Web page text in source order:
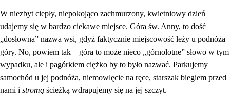
W niezbyt ciepły, niepokojąco zachmurzony, kwietniowy dzień
udajemy się w bardzo ciekawe miejsce. Góra św. Anny, to dość
„dosłowna” nazwa wsi, gdyż faktycznie miejscowość leży u podnóża
góry. No, powiem tak – góra to może nieco „górnolotne” słowo w tym
wypadku, ale i pagórkiem ciężko by to było nazwać. Parkujemy
samochód u jej podnóża, niemowlęcie na ręce, starszak biegiem przed
nami i stromą ścieżką wdrapujemy się na jej szczyt.